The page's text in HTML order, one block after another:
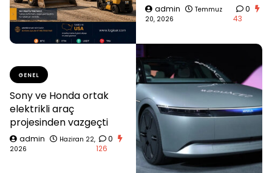
admin
Temmuz
20, 2026
0
43
GENEL
Sony ve Honda ortak
elektrikli araç
projesinden vazgeçti
admin
Haziran 22,
2026
0
126